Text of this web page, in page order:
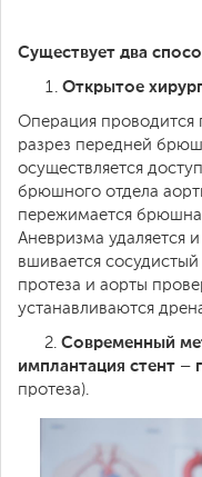
Существует два
Открытое
Операция
разрез передней
осуществляется
брюшного отдела
пережимается
Аневризма удаляется
вшивается
протеза и аорты
устанавливаются
2. Современный
имплантация стент –
протеза).